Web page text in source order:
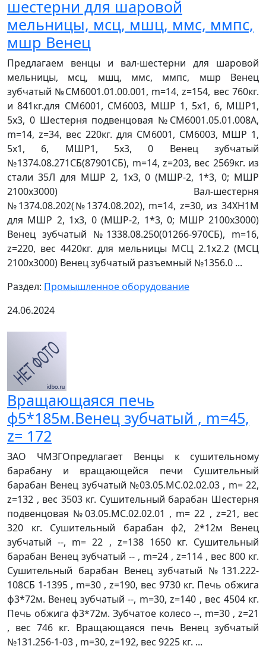
шестерни для шаровой
мельницы, мсц, мшц, ммс, ммпс,
мшр Венец
Предлагаем венцы и вал-шестерни для шаровой
мельницы, мсц, мшц, ммс, ммпс, мшр Венец
зубчатый №СМ6001.01.00.001, m=14, z=154, вес 760кг.
и 841кг.для СМ6001, СМ6003, МШР 1, 5х1, 6, МШР1,
5х3, 0 Шестерня подвенцовая №СМ6001.05.01.008А,
m=14, z=34, вес 220кг. для СМ6001, СМ6003, МШР 1,
5х1, 6, МШР1, 5х3, 0 Венец зубчатый
№1374.08.271СБ(87901СБ), m=14, z=203, вес 2569кг. из
стали 35Л для МШР 2, 1х3, 0 (МШР-2, 1*3, 0; МШР
2100х3000) Вал-шестерня
№1374.08.202(№1374.08.202), m=14, z=30, из 34ХН1М
для МШР 2, 1х3, 0 (МШР-2, 1*3, 0; МШР 2100х3000)
Венец зубчатый №1338.08.250(01266-970СБ), m=16,
z=220, вес 4420кг. для мельницы МСЦ 2.1х2.2 (МСЦ
2100х3000) Венец зубчатый разъемный №1356.0 ...
Раздел: Промышленное оборудование
24.06.2024
Вращающаяся печь
ф5*185м.Венец зубчатый , m=45,
z= 172
ЗАО ЧМЗГОпредлагает Венцы к сушительному
барабану и вращающейся печи Сушительный
барабан Венец зубчатый №03.05.МС.02.02.03 , m= 22,
z=132 , вес 3503 кг. Сушительный барабан Шестерня
подвенцовая №03.05.МС.02.02.01 , m= 22 , z=21, вес
320 кг. Сушительный барабан ф2, 2*12м Венец
зубчатый --, m= 22 , z=138 1650 кг. Сушительный
барабан Венец зубчатый -- , m=24 , z=114 , вес 800 кг.
Сушительный барабан Венец зубчатый №131.222-
108СБ 1-1395 , m=30 , z=190, вес 9730 кг. Печь обжига
ф3*72м. Венец зубчатый --, m=30, z=140 , вес 4504 кг.
Печь обжига ф3*72м. Зубчатое колесо --, m=30 , z=21
, вес 746 кг. Вращающаяся печь Венец зубчатый
№131.256-1-03 , m=30, z=192, вес 9225 кг. ...